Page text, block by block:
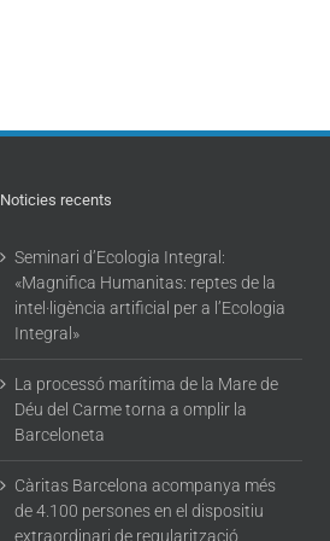
Noticies recents
Seminari d’Ecologia Integral:
«Magnifica Humanitas: reptes de la
intel·ligència artificial per a l’Ecologia
Integral»
La processó marítima de la Mare de
Déu del Carme torna a omplir la
Barceloneta
Càritas Barcelona acompanya més
de 4.100 persones en el dispositiu
extraordinari de regularització